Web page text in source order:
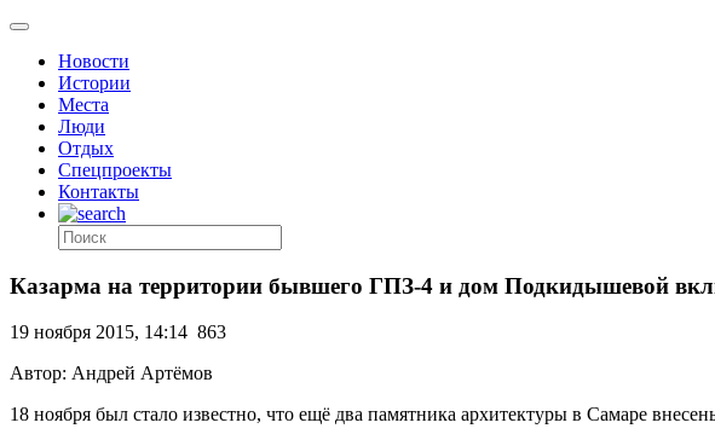
Новости
Истории
Места
Люди
Отдых
Спецпроекты
Контакты
Казарма на территории бывшего ГПЗ-4 и дом Подкидышевой
19 ноября 2015, 14:14 863
Автор: Андрей Артёмов
18 ноября был стало известно, что ещё два памятника архитектуры в Самаре